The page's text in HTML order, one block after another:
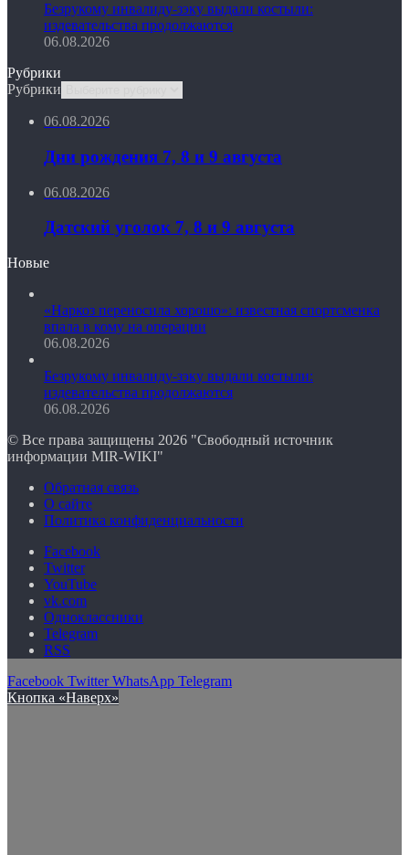
Безрукому инвалиду-зэку выдали костыли:
издевательства продолжаются
06.08.2026
Рубрики
Рубрики
06.08.2026
Дни рождения 7, 8 и 9 августа
06.08.2026
Датский уголок 7, 8 и 9 августа
Новые
«Наркоз переносила хорошо»: известная спортсменка
впала в кому на операции
06.08.2026
Безрукому инвалиду-зэку выдали костыли:
издевательства продолжаются
06.08.2026
© Все права защищены 2026 "Свободный источник
информации MIR-WIKI"
Обратная связь
О сайте
Политика конфиденциальности
Facebook
Twitter
YouTube
vk.com
Одноклассники
Telegram
RSS
Facebook Twitter WhatsApp Telegram
Кнопка «Наверх»